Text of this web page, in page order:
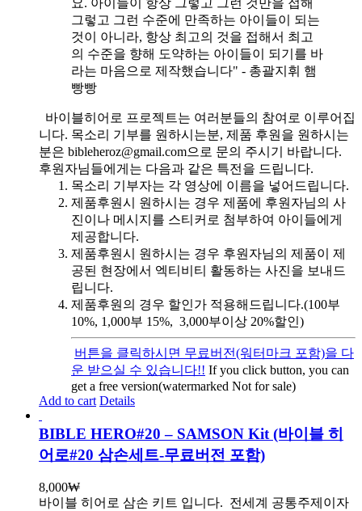
그렇고 그런 수준에 만족하는 아이들이 되는
것이 아니라, 항상 최고의 것을 접해서 최고
의 수준을 향해 도약하는 아이들이 되기를 바
라는 마음으로 제작했습니다" - 총괄지휘 햄
빵빵
바이블히어로 프로젝트는 여러분들의 참여로 이루어집
니다. 목소리 기부를 원하시는분, 제품 후원을 원하시는
분은 bibleheroz@gmail.com으로 문의 주시기 바랍니다.
후원자님들에게는 다음과 같은 특전을 드립니다.
목소리 기부자는 각 영상에 이름을 넣어드립니다.
제품후원시 원하시는 경우 제품에 후원자님의 사
진이나 메시지를 스티커로 첨부하여 아이들에게
제공합니다.
제품후원시 원하시는 경우 후원자님의 제품이 제
공된 현장에서 엑티비티 활동하는 사진을 보내드
립니다.
제품후원의 경우 할인가 적용해드립니다.(100부
10%, 1,000부 15%, 3,000부이상 20%할인)
버튼을 클릭하시면 무료버전(워터마크 포함)을 다
운 받으실 수 있습니다!! If you click button, you can
get a free version(watermarked Not for sale)
Add to cart Details
BIBLE HERO#20 – SAMSON Kit (바이블 히
어로#20 삼손세트-무료버전 포함)
8,000₩
바이블 히어로 삼손 키트 입니다. 전세계 공통주제이자